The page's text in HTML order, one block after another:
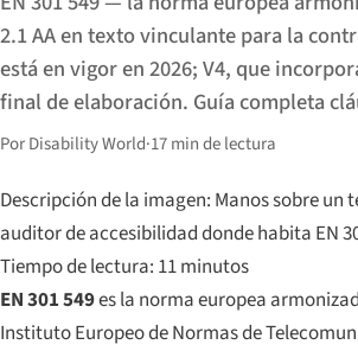
2.1 AA en texto vinculante para la
está en vigor en 2026; V4, que
final de elaboración. Guía completa
Por Disability World·17 min de lectura
Descripción de la imagen: Manos sobre
auditor de accesibilidad donde habita EN
Tiempo de lectura: 11 minutos
EN 301 549es la norma europea
Instituto Europeo de Normas de